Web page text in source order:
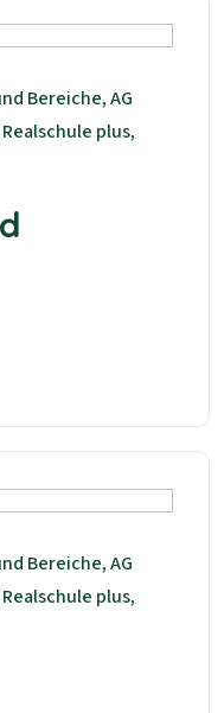
Bereiche, AG
plus,
Bereiche, AG
plus,